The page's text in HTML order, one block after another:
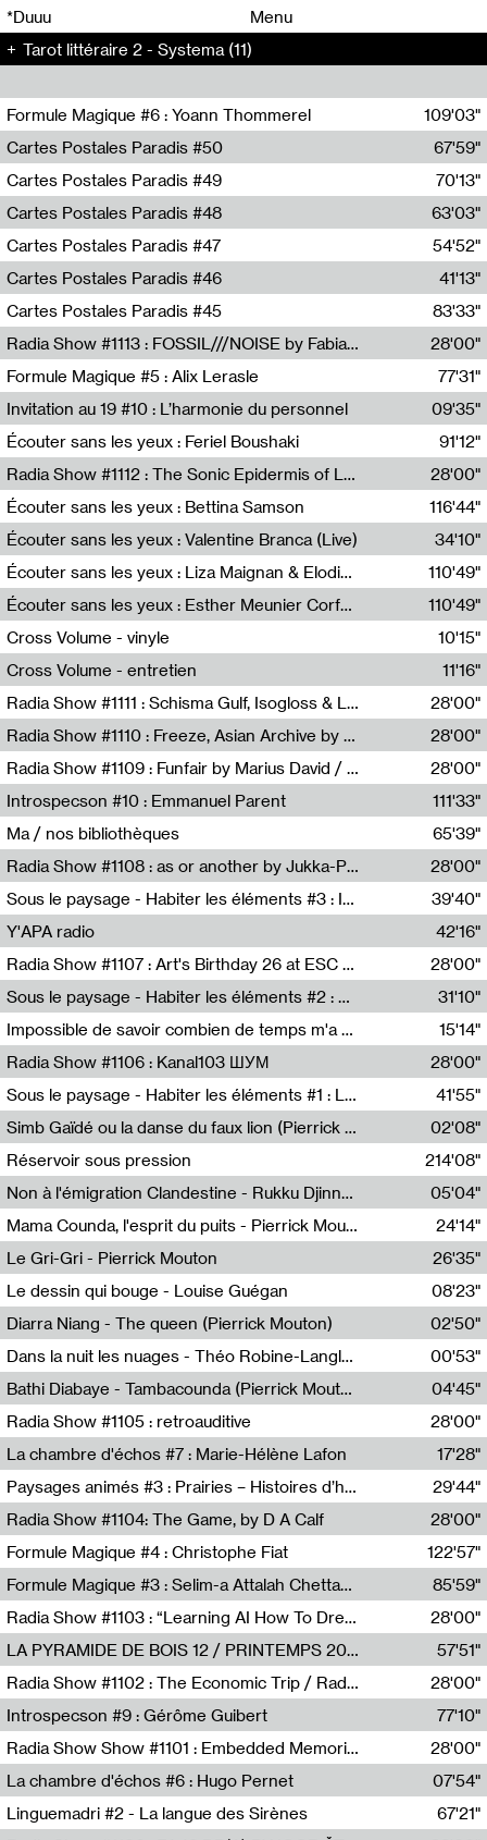
*Duuu
Menu
Tarot littéraire 2 - Systema (11)
Formule Magique #6 : Yoann Thommerel
Nathalie Lacroix,Yoann Thommerel
109'03"
Cartes Postales Paradis #50
Zoé Leroux
67'59"
Cartes Postales Paradis #49
Aurore Portales
70'13"
Cartes Postales Paradis #48
Mathias Dupaquier
63'03"
Cartes Postales Paradis #47
Raymond Engramer
54'52"
Cartes Postales Paradis #46
Sarah Banville
41'13"
Cartes Postales Paradis #45
Mateo Cuin
83'33"
Radia Show #1113 : FOSSIL///NOISE by Fabiana Gibim / Wave Farm
Wave Farm
28'00"
Formule Magique #5 : Alix Lerasle
Nathalie Lacroix
77'31"
Invitation au 19 #10 : L’harmonie du personnel
19, CRAC
09'35"
Écouter sans les yeux : Feriel Boushaki
Feriel Boushaki
91'12"
Radia Show #1112 : The Sonic Epidermis of Lake Léman by Paul Courlet / Guest Slot
28'00"
Écouter sans les yeux : Bettina Samson
Bettina Samson
116'44"
Écouter sans les yeux : Valentine Branca (Live)
Valentine Branca
34'10"
Écouter sans les yeux : Liza Maignan & Elodie Lecat
Liza Maignan,Elodie Lecat
110'49"
Écouter sans les yeux : Esther Meunier Corfdyr
Esther Meunier Corfdyr
110'49"
Cross Volume - vinyle
10'15"
Cross Volume - entretien
11'16"
Radia Show #1111 : Schisma Gulf, Isogloss & Lament For The Old Clock By Harvey Young / Resonance
Resonance
28'00"
Radia Show #1110 : Freeze, Asian Archive by Avita Maheen / Radio Worm
Radio WORM
28'00"
Radia Show #1109 : Funfair by Marius David / JET FM
Jet FM
28'00"
Introspecson #10 : Emmanuel Parent
Pierre Henry,Emmanuel Parent
111'33"
Ma / nos bibliothèques
Sarah Tritz,Elene Lapiashivili,Justin Marconnet,Mateo Cuche,Esther Lechevalier,Suzie Lecroart,Romance Castelet
65'39"
Radia Show #1108 : as or another by Jukka-Pekka Kervinen / Rádio Zero
Radio Zero
28'00"
Sous le paysage - Habiter les éléments #3 : Interprétations, rituels et symboliques des éléments
Nastassja Martin
39'40"
Y'APA radio
Pierrick Mouton
42'16"
Radia Show #1107 : Art's Birthday 26 at ESC - Medien Kunst Labor
Radio Helsinki
28'00"
Sous le paysage - Habiter les éléments #2 : Vers le tournant élémentaire
Nastassja Martin
31'10"
Impossible de savoir combien de temps m'a échappé
Mélanie Blaison,Mateo Cuin
15'14"
Radia Show #1106 : Kanal103 ШУМ
Kanal103
28'00"
Sous le paysage - Habiter les éléments #1 : Les éléments et les débordements du vivant
Nastassja Martin
41'55"
Simb Gaïdé ou la danse du faux lion (Pierrick Mouton)
Pierrick Mouton,Simb Gaïdé
02'08"
Réservoir sous pression
214'08"
Non à l'émigration Clandestine - Rukku Djinne Squad (Eden Tinto Collins)
Eden Tinto Collins,Rukku Djinne
05'04"
Mama Counda, l'esprit du puits - Pierrick Mouton
Pierrick Mouton
24'14"
Le Gri-Gri - Pierrick Mouton
Pierrick Mouton
26'35"
Le dessin qui bouge - Louise Guégan
Louise Guégan
08'23"
Diarra Niang - The queen (Pierrick Mouton)
Pierrick Mouton,Diarra Niang
02'50"
Dans la nuit les nuages - Théo Robine-Langlois
Théo Robine-Langlois,LD Beat
00'53"
Bathi Diabaye - Tambacounda (Pierrick Mouton)
Pierrick Mouton,Bathi Diabaye
04'45"
Radia Show #1105 : retroauditive
Soundart Radio
28'00"
La chambre d'échos #7 : Marie-Hélène Lafon
Revue Les Chambres,Marie-Hélène Lafon
17'28"
Paysages animés #3 : Prairies – Histoires d’herbes et d’humains
Anne Simon
29'44"
Radia Show #1104: The Game, by D A Calf
Radio One NZ
28'00"
Formule Magique #4 : Christophe Fiat
Nathalie Lacroix
122'57"
Formule Magique #3 : Selim-a Attalah Chettaoui
Nathalie Lacroix,Selim-a Attalah Chettaoui
85'59"
Radia Show #1103 : “Learning AI How To Dream” by Sebastian Dingens (Radio Campus Bruxelles)
Radio Campus Bruxelles
28'00"
LA PYRAMIDE DE BOIS 12 / PRINTEMPS 2026
Sammy Stein
57'51"
Radia Show #1102 : The Economic Trip / Radio Grenouille
Radio Grenouille
28'00"
Introspecson #9 : Gérôme Guibert
Pierre Henry,Gérôme Guibert
77'10"
Radia Show Show #1101 : Embedded Memories by Jimmy Peggie / radioart106
Jimmy Peggie,radioart106
28'00"
La chambre d'échos #6 : Hugo Pernet
Revue Les Chambres,Hugo Pernet
07'54"
Linguemadri #2 - La langue des Sirènes
67'21"
00 00
00 00